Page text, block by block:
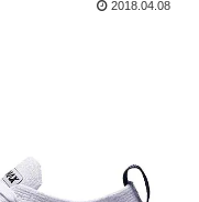
2018.04.08